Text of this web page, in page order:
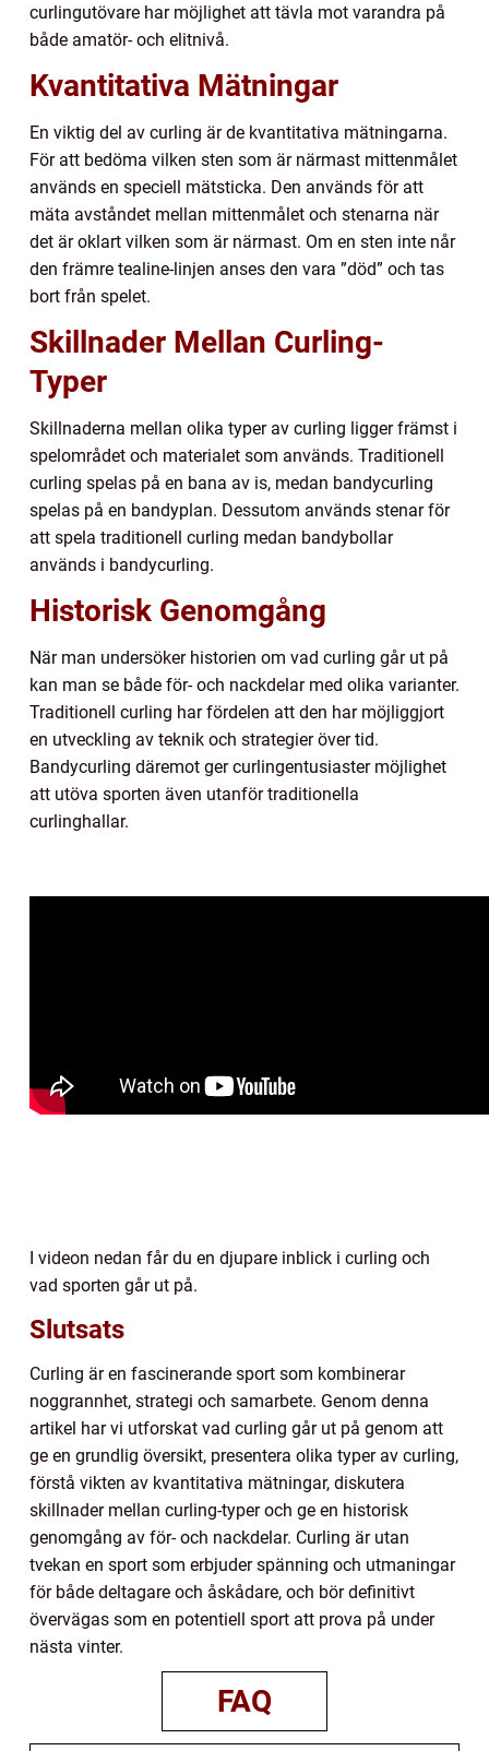
curlingutövare har möjlighet att tävla mot varandra på
både amatör- och elitnivå.
Kvantitativa Mätningar
En viktig del av curling är de kvantitativa mätningarna.
För att bedöma vilken sten som är närmast mittenmålet
används en speciell mätsticka. Den används för att
mäta avståndet mellan mittenmålet och stenarna när
det är oklart vilken som är närmast. Om en sten inte når
den främre tealine-linjen anses den vara ”död” och tas
bort från spelet.
Skillnader Mellan Curling-
Typer
Skillnaderna mellan olika typer av curling ligger främst i
spelområdet och materialet som används. Traditionell
curling spelas på en bana av is, medan bandycurling
spelas på en bandyplan. Dessutom används stenar för
att spela traditionell curling medan bandybollar
används i bandycurling.
Historisk Genomgång
När man undersöker historien om vad curling går ut på
kan man se både för- och nackdelar med olika varianter.
Traditionell curling har fördelen att den har möjliggjort
en utveckling av teknik och strategier över tid.
Bandycurling däremot ger curlingentusiaster möjlighet
att utöva sporten även utanför traditionella
curlinghallar.
I videon nedan får du en djupare inblick i curling och
vad sporten går ut på.
Slutsats
Curling är en fascinerande sport som kombinerar
noggrannhet, strategi och samarbete. Genom denna
artikel har vi utforskat vad curling går ut på genom att
ge en grundlig översikt, presentera olika typer av curling,
förstå vikten av kvantitativa mätningar, diskutera
skillnader mellan curling-typer och ge en historisk
genomgång av för- och nackdelar. Curling är utan
tvekan en sport som erbjuder spänning och utmaningar
för både deltagare och åskådare, och bör definitivt
övervägas som en potentiell sport att prova på under
nästa vinter.
FAQ